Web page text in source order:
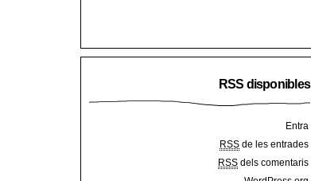
RSS disponibles
Entra
RSS de les entrades
RSS dels comentaris